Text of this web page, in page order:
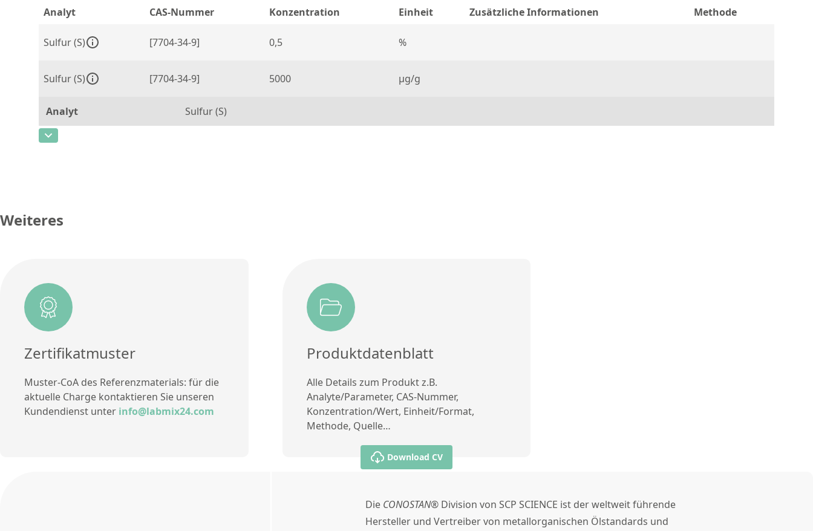
Analyt CAS-Nummer Konzentration Einheit Zusätzliche Informationen Methode
Sulfur (S) [7704-34-9] 0,5 %
Sulfur (S) [7704-34-9] 5000 µg/g
Analyt
Sulfur (S)
CAS-Nummer
Weiteres
Zertifikatmuster
Muster-CoA des Referenzmaterials: für die
aktuelle Charge kontaktieren Sie unseren
Kundendienst unter info@labmix24.com
Produktdatenblatt
Alle Details zum Produkt z.B.
Analyte/Parameter, CAS-Nummer,
Konzentration/Wert, Einheit/Format,
Methode, Quelle…
Download CV
Die CONOSTAN® Division von SCP SCIENCE ist der weltweit führende
Hersteller und Vertreiber von metallorganischen Ölstandards und